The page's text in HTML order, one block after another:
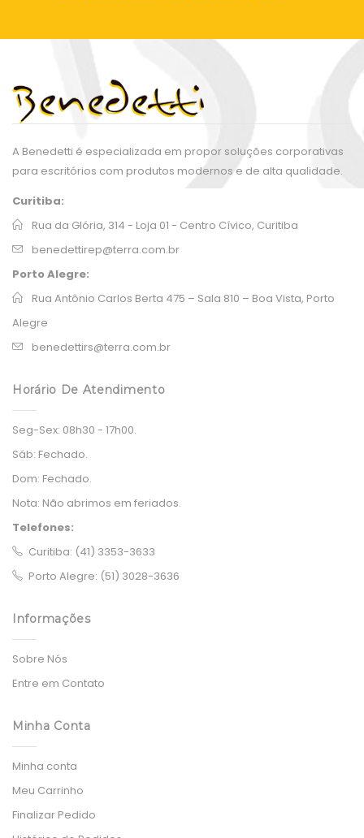
A Benedetti é especializada em propor soluções corporativas
para escritórios com produtos modernos e de alta qualidade.
Curitiba:
Rua da Glória, 314 - Loja 01 - Centro Cívico, Curitiba
benedettirep@terra.com.br
Porto Alegre:
Rua Antônio Carlos Berta 475 – Sala 810 – Boa Vista, Porto
Alegre
benedettirs@terra.com.br
Horário De Atendimento
Seg-Sex: 08h30 - 17h00.
Sáb: Fechado.
Dom: Fechado.
Nota: Não abrimos em feriados.
Telefones:
Curitiba: (41) 3353-3633
Porto Alegre: (51) 3028-3636
Informações
Sobre Nós
Entre em Contato
Minha Conta
Minha conta
Meu Carrinho
Finalizar Pedido